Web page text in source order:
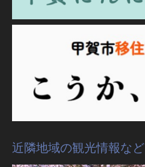
近隣地域の観光情報など